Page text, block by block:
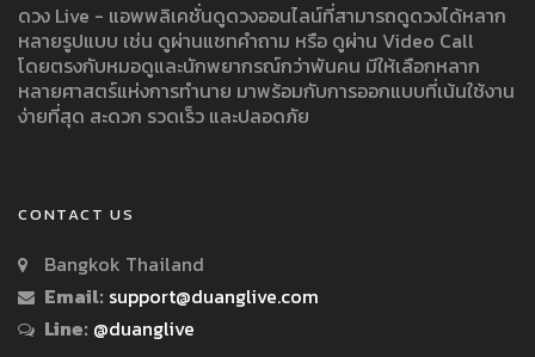
ดวง Live - แอพพลิเคชั่นดูดวงออนไลน์ที่สามารถดูดวงได้หลาก
หลายรูปแบบ เช่น ดูผ่านแชทคำถาม หรือ ดูผ่าน Video Call
โดยตรงกับหมอดูและนักพยากรณ์กว่าพันคน มีให้เลือกหลาก
หลายศาสตร์แห่งการทำนาย มาพร้อมกับการออกแบบที่เน้นใช้งาน
ง่ายที่สุด สะดวก รวดเร็ว และปลอดภัย
CONTACT US
Bangkok Thailand
Email: support@duanglive.com
Line: @duanglive